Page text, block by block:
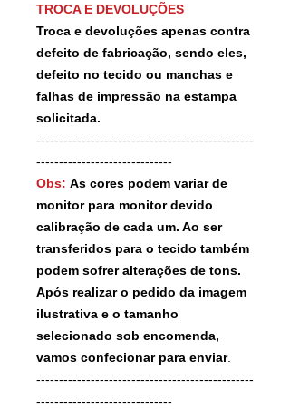
TROCA E DEVOLUÇÕES
Troca e devoluções apenas contra
defeito de fabricação, sendo eles,
defeito no tecido ou manchas e
falhas de impressão na estampa
solicitada.
------------------------------------------------
------------------------------
Obs: As cores podem variar de
monitor para monitor devido
calibração de cada um. Ao ser
transferidos para o tecido também
podem sofrer alterações de tons.
Após realizar o pedido da imagem
ilustrativa e o tamanho
selecionado sob encomenda,
vamos confecionar para enviar.
------------------------------------------------
------------------------------